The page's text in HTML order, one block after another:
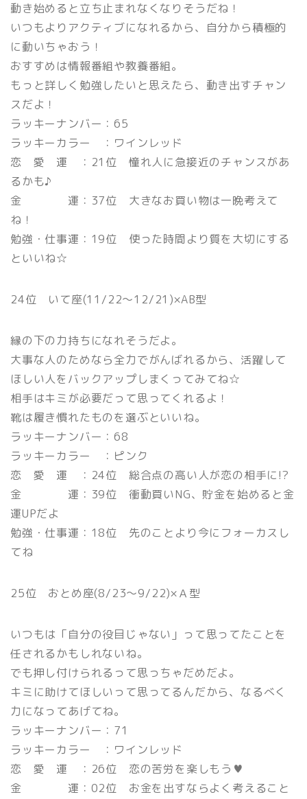
動き始めると立ち止まれなくなりそうだね！
いつもよりアクティブになれるから、自分から積極的
に動いちゃおう！
おすすめは情報番組や教養番組。
もっと詳しく勉強したいと思えたら、動き出すチャン
スだよ！
ラッキーナンバー：65
ラッキーカラー ：ワインレッド
恋 愛 運 ：21位 憧れ人に急接近のチャンスがあ
るかも♪
金 運：37位 大きなお買い物は一晩考えて
ね！
勉強・仕事運：19位 使った時間より質を大切にする
といいね☆
24位 いて座(11/22〜12/21)×AB型
縁の下の力持ちになれそうだよ。
大事な人のためなら全力でがんばれるから、活躍して
ほしい人をバックアップしまくってみてね☆
相手はキミが必要だって思ってくれるよ！
靴は履き慣れたものを選ぶといいね。
ラッキーナンバー：68
ラッキーカラー ：ピンク
恋 愛 運 ：24位 総合点の高い人が恋の相手に!?
金 運：39位 衝動買いNG、貯金を始めると金
運UPだよ
勉強・仕事運：18位 先のことより今にフォーカスし
てね
25位 おとめ座(8/23〜9/22)×Ａ型
いつもは「自分の役目じゃない」って思ってたことを
任されるかもしれないね。
でも押し付けられるって思っちゃだめだよ。
キミに助けてほしいって思ってるんだから、なるべく
力になってあげてね。
ラッキーナンバー：71
ラッキーカラー ：ワインレッド
恋 愛 運 ：26位 恋の苦労を楽しもう♥
金 運：02位 お金を出すならよく考えること